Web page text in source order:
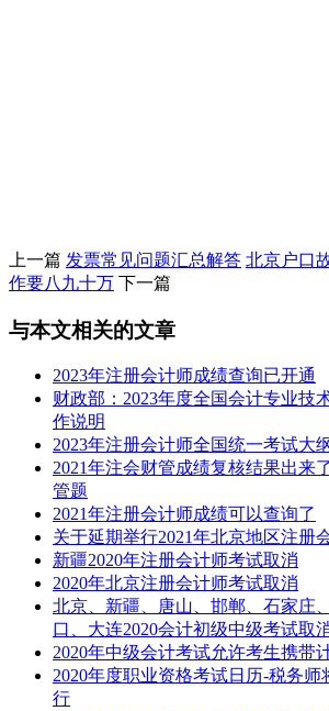
上一篇 发票常见问题汇总解答 北京户口
作要八九十万 下一篇
与本文相关的文章
2023年注册会计师成绩查询已开通
财政部：2023年度全国会计专业技
作说明
2023年注册会计师全国统一考试大
2021年注会财管成绩复核结果出来
管题
2021年注册会计师成绩可以查询了
关于延期举行2021年北京地区注册
新疆2020年注册会计师考试取消
2020年北京注册会计师考试取消
北京、新疆、唐山、邯郸、石家庄
口、大连2020会计初级中级考试取
2020年中级会计考试允许考生携带
2020年度职业资格考试日历-税务师
行